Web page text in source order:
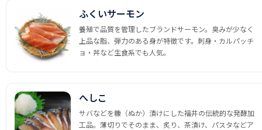
ふくいサーモン
養殖で品質を管理したブランドサーモン。臭みが少なく
上品な脂、弾力のある身が特徴です。刺身・カルパッチ
ョ・丼など生食系でも人気。
へしこ
サバなどを糠（ぬか）漬けにした福井の伝統的な発酵加
工品。薄切りでそのまま、炙り、茶漬け、パスタなどア